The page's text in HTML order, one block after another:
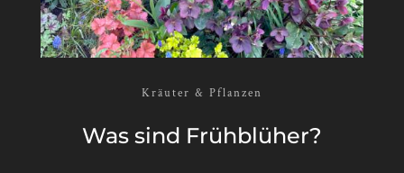
Kräuter & Pflanzen
Was sind Frühblüher?